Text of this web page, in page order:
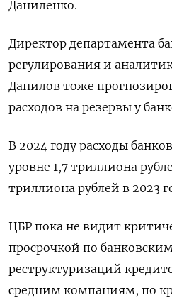
Даниленко.
Директор департамента
регулирования и
Данилов тоже
расходов на резервы у
В 2024 году расходы
уровне 1,7 триллиона
триллиона рублей в 2023
ЦБР пока не видит
просрочкой по
реструктуризаций
средним компаниям, по